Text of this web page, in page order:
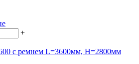
+